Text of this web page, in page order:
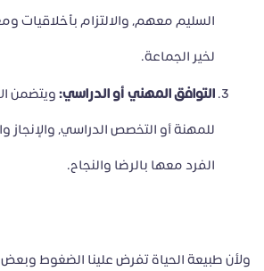
السليم معهم، والالتزام بأخلاقيات
لخير الجماعة.
التوافق المهني أو الدراسي: ويتضمن
للمهنة أو التخصص الدراسي، والإنجاز
الفرد معها بالرضا والنجاح.
ولأن طبيعة الحياة تفرض علينا الضغوط